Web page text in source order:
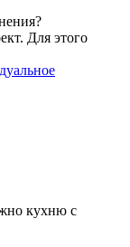
Для этого
кухню с